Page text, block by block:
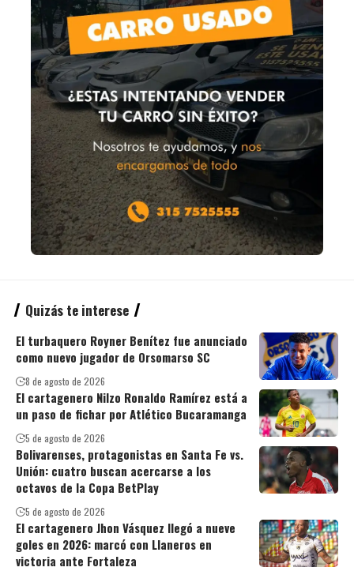
Quizás te interese
El turbaquero Royner Benítez fue anunciado
como nuevo jugador de Orsomarso SC
8 de agosto de 2026
El cartagenero Nilzo Ronaldo Ramírez está a
un paso de fichar por Atlético Bucaramanga
5 de agosto de 2026
Bolivarenses, protagonistas en Santa Fe vs.
Unión: cuatro buscan acercarse a los
octavos de la Copa BetPlay
5 de agosto de 2026
El cartagenero Jhon Vásquez llegó a nueve
goles en 2026: marcó con Llaneros en
victoria ante Fortaleza